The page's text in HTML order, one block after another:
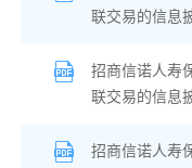
联交易的信息
招商信诺人寿
联交易的信息
招商信诺人寿